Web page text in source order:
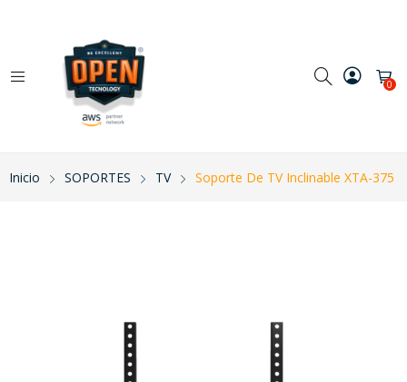
0
Inicio SOPORTES TV Soporte De TV Inclinable XTA-375